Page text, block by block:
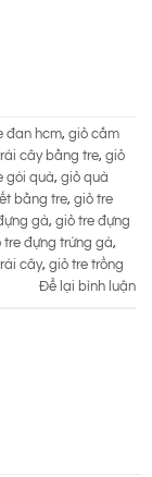
đan hcm, giỏ cắm
cây bằng tre, giỏ
gói quà, giỏ quà
bằng tre, giỏ tre
gà, giỏ tre đựng
tre đựng trứng gà,
cây, giỏ tre trồng
Để lại bình luận